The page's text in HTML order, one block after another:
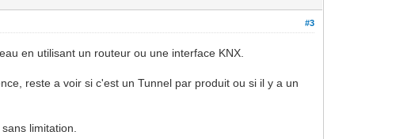
#3
en utilisant un routeur ou une interface KNX.
reste a voir si c'est un Tunnel par produit ou si il y a un
limitation.